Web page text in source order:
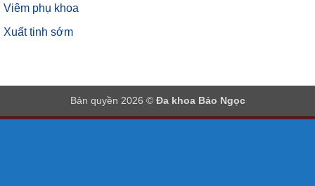
Viêm phụ khoa
Xuất tinh sớm
Bản quyền 2026 © Đa khoa Bảo Ngọc